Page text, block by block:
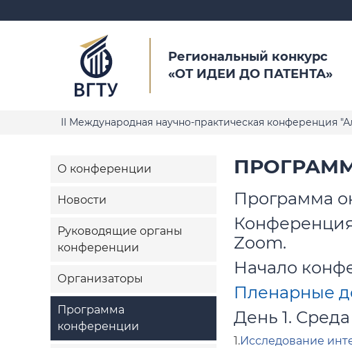
Региональный конкурс
«ОТ ИДЕИ ДО ПАТЕНТА»
II Международная научно-практическая конференция
О конференции
Новости
Руководящие органы
конференции
Организаторы
Программа
конференции
Программа о
Zoom.
Начало
Пленарные
День 1. Среда
1.Исследование